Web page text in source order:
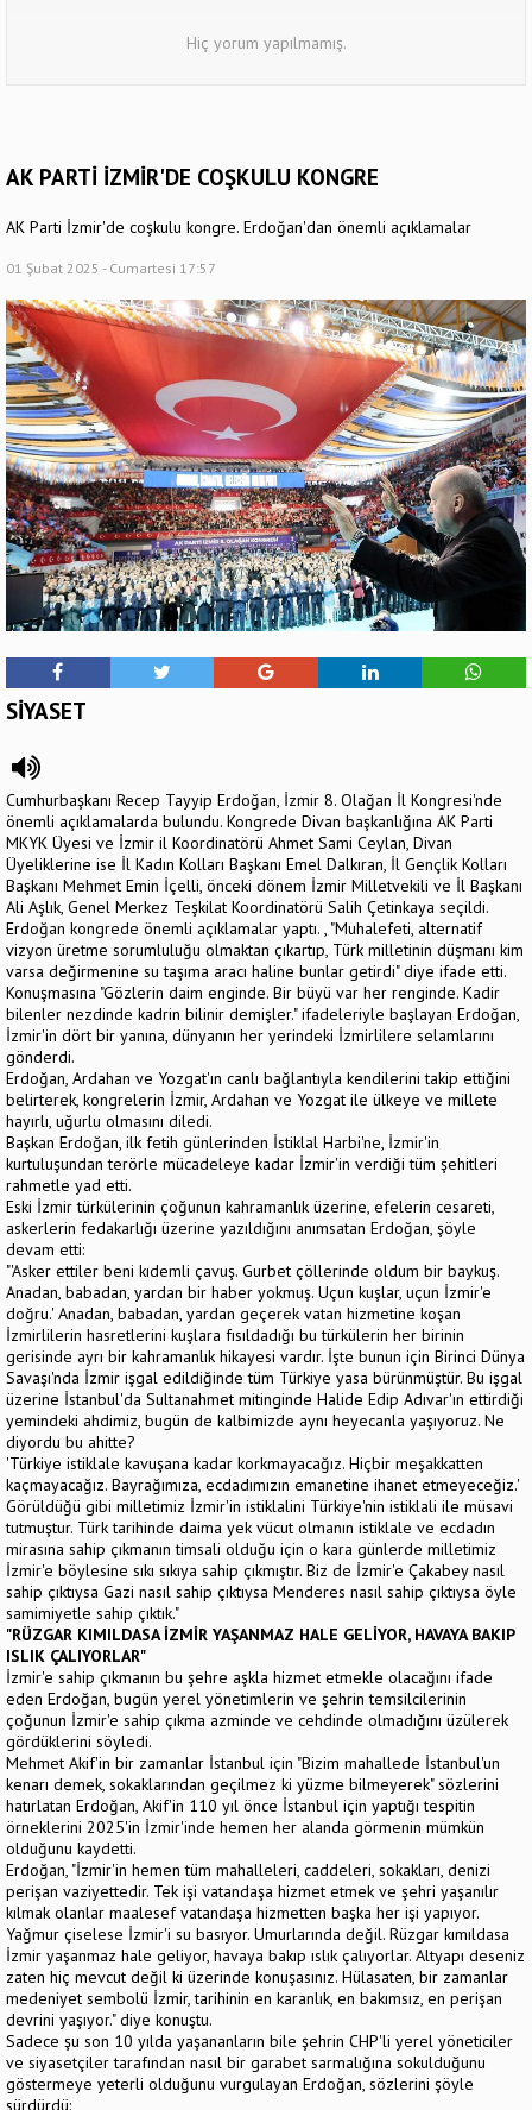
Hiç yorum yapılmamış.
AK PARTİ İZMİR'DE COŞKULU KONGRE
AK Parti İzmir'de coşkulu kongre. Erdoğan'dan önemli açıklamalar
01 Şubat 2025 - Cumartesi 17:57
SİYASET
Cumhurbaşkanı Recep Tayyip Erdoğan, İzmir 8. Olağan İl Kongresi'nde
önemli açıklamalarda bulundu. Kongrede Divan başkanlığına AK Parti
MKYK Üyesi ve İzmir il Koordinatörü Ahmet Sami Ceylan, Divan
Üyeliklerine ise İl Kadın Kolları Başkanı Emel Dalkıran, İl Gençlik Kolları
Başkanı Mehmet Emin İçelli, önceki dönem İzmir Milletvekili ve İl Başkanı
Ali Aşlık, Genel Merkez Teşkilat Koordinatörü Salih Çetinkaya seçildi.
Erdoğan kongrede önemli açıklamalar yaptı. , "Muhalefeti, alternatif
vizyon üretme sorumluluğu olmaktan çıkartıp, Türk milletinin düşmanı kim
varsa değirmenine su taşıma aracı haline bunlar getirdi" diye ifade etti.
Konuşmasına "Gözlerin daim enginde. Bir büyü var her renginde. Kadir
bilenler nezdinde kadrin bilinir demişler." ifadeleriyle başlayan Erdoğan,
İzmir'in dört bir yanına, dünyanın her yerindeki İzmirlilere selamlarını
gönderdi.
Erdoğan, Ardahan ve Yozgat'ın canlı bağlantıyla kendilerini takip ettiğini
belirterek, kongrelerin İzmir, Ardahan ve Yozgat ile ülkeye ve millete
hayırlı, uğurlu olmasını diledi.
Başkan Erdoğan, ilk fetih günlerinden İstiklal Harbi'ne, İzmir'in
kurtuluşundan terörle mücadeleye kadar İzmir'in verdiği tüm şehitleri
rahmetle yad etti.
Eski İzmir türkülerinin çoğunun kahramanlık üzerine, efelerin cesareti,
askerlerin fedakarlığı üzerine yazıldığını anımsatan Erdoğan, şöyle
devam etti:
"'Asker ettiler beni kıdemli çavuş. Gurbet çöllerinde oldum bir baykuş.
Anadan, babadan, yardan bir haber yokmuş. Uçun kuşlar, uçun İzmir'e
doğru.' Anadan, babadan, yardan geçerek vatan hizmetine koşan
İzmirlilerin hasretlerini kuşlara fısıldadığı bu türkülerin her birinin
gerisinde ayrı bir kahramanlık hikayesi vardır. İşte bunun için Birinci Dünya
Savaşı'nda İzmir işgal edildiğinde tüm Türkiye yasa bürünmüştür. Bu işgal
üzerine İstanbul'da Sultanahmet mitinginde Halide Edip Adıvar'ın ettirdiği
yemindeki ahdimiz, bugün de kalbimizde aynı heyecanla yaşıyoruz. Ne
diyordu bu ahitte?
'Türkiye istiklale kavuşana kadar korkmayacağız. Hiçbir meşakkatten
kaçmayacağız. Bayrağımıza, ecdadımızın emanetine ihanet etmeyeceğiz.'
Görüldüğü gibi milletimiz İzmir'in istiklalini Türkiye'nin istiklali ile müsavi
tutmuştur. Türk tarihinde daima yek vücut olmanın istiklale ve ecdadın
mirasına sahip çıkmanın timsali olduğu için o kara günlerde milletimiz
İzmir'e böylesine sıkı sıkıya sahip çıkmıştır. Biz de İzmir'e Çakabey nasıl
sahip çıktıysa Gazi nasıl sahip çıktıysa Menderes nasıl sahip çıktıysa öyle
samimiyetle sahip çıktık."
"RÜZGAR KIMILDASA İZMİR YAŞANMAZ HALE GELİYOR, HAVAYA BAKIP
ISLIK ÇALIYORLAR"
İzmir'e sahip çıkmanın bu şehre aşkla hizmet etmekle olacağını ifade
eden Erdoğan, bugün yerel yönetimlerin ve şehrin temsilcilerinin
çoğunun İzmir'e sahip çıkma azminde ve cehdinde olmadığını üzülerek
gördüklerini söyledi.
Mehmet Akif'in bir zamanlar İstanbul için "Bizim mahallede İstanbul'un
kenarı demek, sokaklarından geçilmez ki yüzme bilmeyerek" sözlerini
hatırlatan Erdoğan, Akif'in 110 yıl önce İstanbul için yaptığı tespitin
örneklerini 2025'in İzmir'inde hemen her alanda görmenin mümkün
olduğunu kaydetti.
Erdoğan, "İzmir'in hemen tüm mahalleleri, caddeleri, sokakları, denizi
perişan vaziyettedir. Tek işi vatandaşa hizmet etmek ve şehri yaşanılır
kılmak olanlar maalesef vatandaşa hizmetten başka her işi yapıyor.
Yağmur çiselese İzmir'i su basıyor. Umurlarında değil. Rüzgar kımıldasa
İzmir yaşanmaz hale geliyor, havaya bakıp ıslık çalıyorlar. Altyapı deseniz
zaten hiç mevcut değil ki üzerinde konuşasınız. Hülasaten, bir zamanlar
medeniyet sembolü İzmir, tarihinin en karanlık, en bakımsız, en perişan
devrini yaşıyor." diye konuştu.
Sadece şu son 10 yılda yaşananların bile şehrin CHP'li yerel yöneticiler
ve siyasetçiler tarafından nasıl bir garabet sarmalığına sokulduğunu
göstermeye yeterli olduğunu vurgulayan Erdoğan, sözlerini şöyle
sürdürdü: